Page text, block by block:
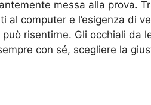
messa alla prova.
al computer e l’esigenza di
risentirne. Gli occhiali da
con sé, scegliere la